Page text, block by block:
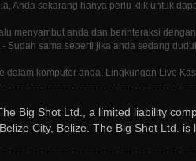
Anda sekarang hanya perlu klik untuk
menyambut anda dan berinteraksi
Sudah sama seperti jika anda sedang
dalam komputer anda, Lingkungan Live
Big Shot Ltd., a limited liability
City, Belize. The Big Shot Ltd.